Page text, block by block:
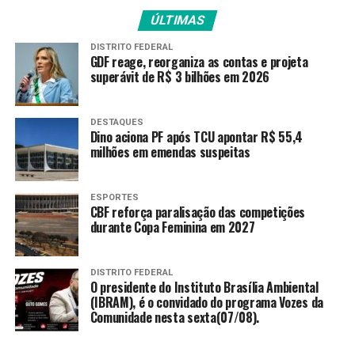
senadores titulares, com o mesmo número de suplentes.
O prazo previsto para os trabalhos é de 180 dias.
Fonte:Agência Brasil
TAGS
PRÓXIMO
Lula incentiva empresariado a investir em Angola
RECENTES
Vice-governador do Rio deixa cargo para assumir vaga
no TCE
Amarildo Mota
ÚLTIMAS
DISTRITO FEDERAL
GDF reage, reorganiza as contas e projeta
superávit de R$ 3 bilhões em 2026
DESTAQUES
Dino aciona PF após TCU apontar R$ 55,4
milhões em emendas suspeitas
ESPORTES
CBF reforça paralisação das competições
durante Copa Feminina em 2027
DISTRITO FEDERAL
O presidente do Instituto Brasília Ambiental
(IBRAM), é o convidado do programa Vozes da
Comunidade nesta sexta(07/08).